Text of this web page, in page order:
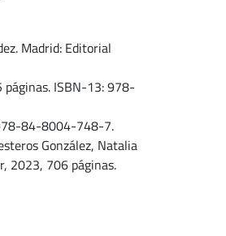
Madrid: Editorial
páginas. ISBN-13: 978-
84-8004-748-7.
González, Natalia
2023, 706 páginas.